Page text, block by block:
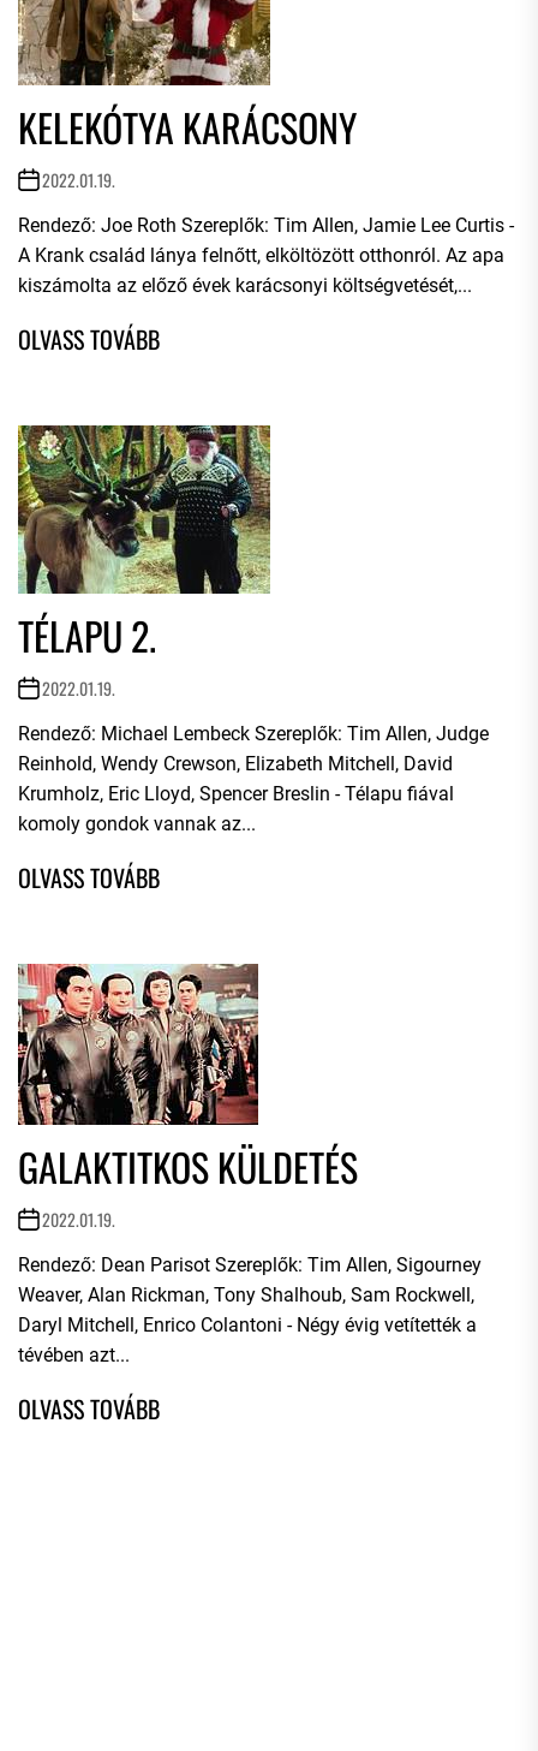
KELEKÓTYA KARÁCSONY
2022.01.19.
Rendező: Joe Roth Szereplők: Tim Allen, Jamie Lee Curtis -
A Krank család lánya felnőtt, elköltözött otthonról. Az apa
kiszámolta az előző évek karácsonyi költségvetését,...
TÉLAPU 2.
2022.01.19.
Rendező: Michael Lembeck Szereplők: Tim Allen, Judge
Reinhold, Wendy Crewson, Elizabeth Mitchell, David
Krumholz, Eric Lloyd, Spencer Breslin - Télapu fiával
komoly gondok vannak az...
GALAKTITKOS KÜLDETÉS
2022.01.19.
Rendező: Dean Parisot Szereplők: Tim Allen, Sigourney
Weaver, Alan Rickman, Tony Shalhoub, Sam Rockwell,
Daryl Mitchell, Enrico Colantoni - Négy évig vetítették a
tévében azt...